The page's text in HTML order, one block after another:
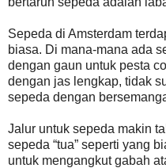
Sepeda di Amsterdam
biasa. Di mana-mana ada
dengan gaun untuk pesta
dengan jas lengkap, tidak
sepeda dengan
Jalur untuk sepeda makin
sepeda “tua” seperti yang
untuk mengangkut gabah